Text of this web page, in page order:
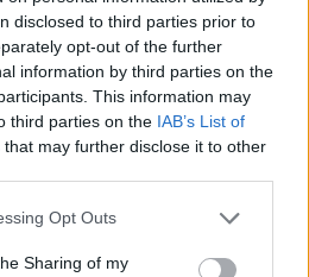
disclosed to third parties prior to
opt-out of the further
information by third parties on the
This information may
third parties on the IAB’s List of
that may further disclose it to other
app uses one or more Google
behaviour. You may click to
Opt Outs
Sharing of my